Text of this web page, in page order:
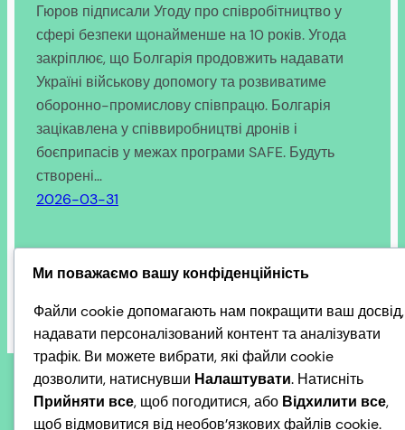
Гюров підписали Угоду про співробітництво у
сфері безпеки щонайменше на 10 років. Угода
закріплює, що Болгарія продовжить надавати
Україні військову допомогу та розвиватиме
оборонно-промислову співпрацю. Болгарія
зацікавлена у співвиробництві дронів і
боєприпасів у межах програми SAFE. Будуть
створені…
2026-03-31
Ми поважаємо вашу конфіденційність
Файли cookie допомагають нам покращити ваш досвід,
надавати персоналізований контент та аналізувати
трафік. Ви можете вибрати, які файли cookie
дозволити, натиснувши Налаштувати. Натисніть
Прийняти все, щоб погодитися, або Відхилити все,
щоб відмовитися від необов’язкових файлів cookie.